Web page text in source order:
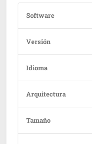
Software
Versión
Idioma
Arquitectura
Tamaño